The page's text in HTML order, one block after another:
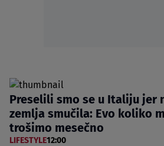
Preselili smo se u Italiju jer
zemlja smučila: Evo koliko
trošimo mesečno
LIFESTYLE12:00